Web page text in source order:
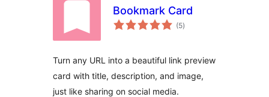
Bookmark Card
(5total
ratings
)
Turn any URL into a beautiful link preview
card with title, description, and image,
just like sharing on social media.